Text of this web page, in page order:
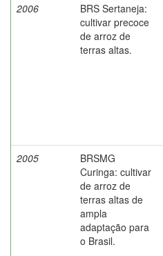
2006
BRS Sertaneja:
cultivar precoce
de arroz de
terras altas.
2005
BRSMG
Curinga: cultivar
de arroz de
terras altas de
ampla
adaptação para
o Brasil.